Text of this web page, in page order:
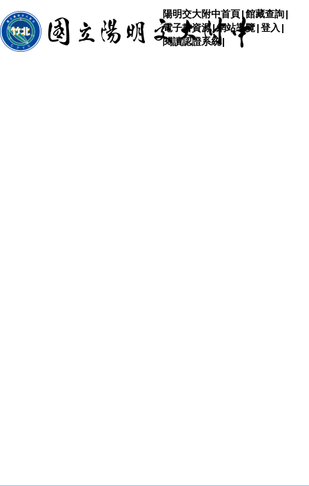
陽明交大附中首頁|館藏查詢|
電子書資源|網站導覽|登入 |
閱讀認證系統 |